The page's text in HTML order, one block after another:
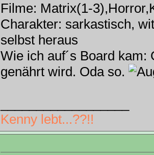
Filme: Matrix(1-
Charakter: sarkastisch,
selbst heraus
Wie ich auf´s Board
genährt wird. Oda so.
Kenny lebt...??!!